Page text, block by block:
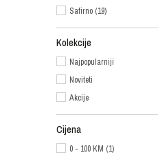
Safirno (19)
Kolekcije
Najpopularniji
Noviteti
Akcije
Cijena
0 - 100 KM (1)